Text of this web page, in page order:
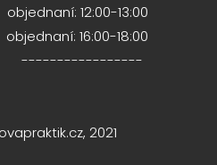
12:00-13:00
16:00-18:00
-----------------
2021